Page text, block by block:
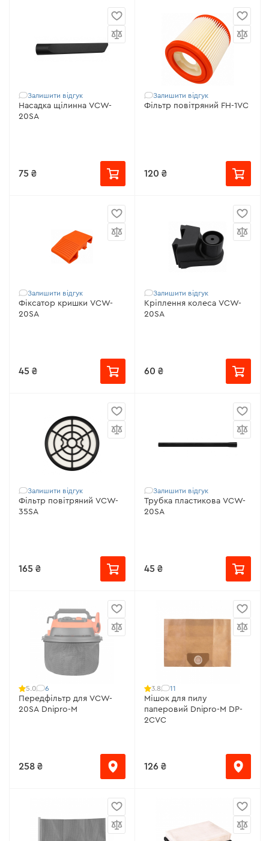
Залишити відгук
Насадка щілинна VCW-
20SA
75 ₴
Залишити відгук
Фільтр повітряний FH-1VC
120 ₴
Залишити відгук
Фіксатор кришки VCW-
20SA
45 ₴
Залишити відгук
Кріплення колеса VCW-
20SA
60 ₴
Залишити відгук
Фільтр повітряний VCW-
35SA
165 ₴
Залишити відгук
Трубка пластикова VCW-
20SA
45 ₴
5.0 6
Передфільтр для VCW-
20SA Dnipro-M
258 ₴
3.8 11
Мішок для пилу
паперовий Dnipro-M DP-
2CVC
126 ₴